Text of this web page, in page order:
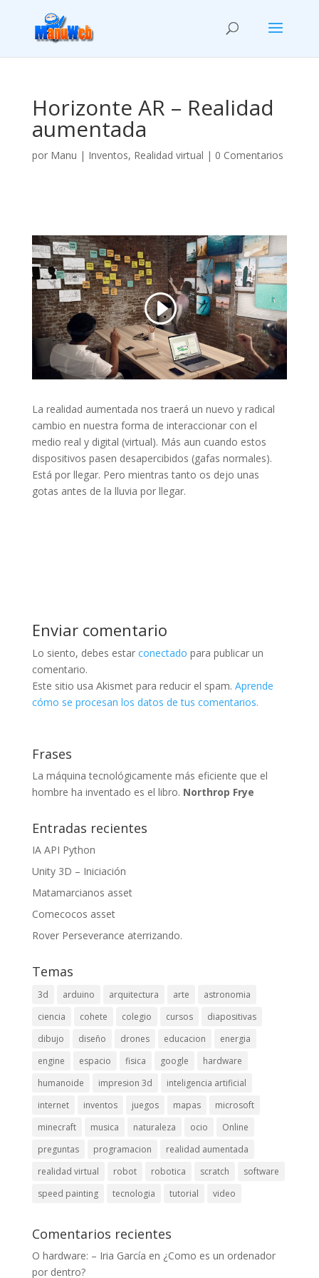
Horizonte AR – Realidad
aumentada
por Manu | Inventos, Realidad virtual | 0 Comentarios
La realidad aumentada nos traerá un nuevo y radical
cambio en nuestra forma de interaccionar con el
medio real y digital (virtual). Más aun cuando estos
dispositivos pasen desapercibidos (gafas normales).
Está por llegar. Pero mientras tanto os dejo unas
gotas antes de la lluvia por llegar.
Enviar comentario
Lo siento, debes estar conectado para publicar un
comentario.
Este sitio usa Akismet para reducir el spam. Aprende
cómo se procesan los datos de tus comentarios.
Frases
La máquina tecnológicamente más eficiente que el
hombre ha inventado es el libro. Northrop Frye
Entradas recientes
IA API Python
Unity 3D – Iniciación
Matamarcianos asset
Comecocos asset
Rover Perseverance aterrizando.
Temas
3d arduino arquitectura arte
astronomia
ciencia
cohete colegio cursos
diapositivas
dibujo
diseño drones educacion
energia
engine
espacio fisica google
hardware
humanoide
impresion 3d
inteligencia artificial
internet
inventos juegos mapas
microsoft
minecraft
musica naturaleza ocio
Online
preguntas
programacion
realidad aumentada
realidad virtual
robot robotica scratch
software
speed painting
tecnologia tutorial video
Comentarios recientes
O hardware: – Iria García en ¿Como es un ordenador
por dentro?